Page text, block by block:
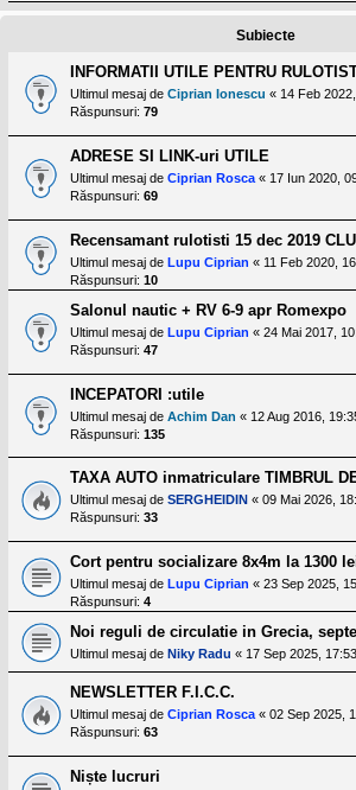
l
o
i
a
t
r
u
o
t
e
d
i
R
o
m
i
a
Subiecte
INFORMATII UTILE PENTRU
Ultimul mesaj de Ciprian Ionescu « 14 Feb
Răspunsuri: 79
ADRESE SI LINK-uri UTILE
Ultimul mesaj de Ciprian Rosca « 17 Iun 2020,
Răspunsuri: 69
Recensamant rulotisti 15 dec 2019
Ultimul mesaj de Lupu Ciprian « 11 Feb 2020,
Răspunsuri: 10
Salonul nautic + RV 6-9 apr Romexpo
Ultimul mesaj de Lupu Ciprian « 24 Mai 2017,
Răspunsuri: 47
INCEPATORI :utile
Ultimul mesaj de Achim Dan « 12 Aug 2016,
Răspunsuri: 135
TAXA AUTO inmatriculare TIMBRUL
Ultimul mesaj de SERGHEIDIN « 09 Mai 2026,
Răspunsuri: 33
Cort pentru socializare 8x4m la 1300
Ultimul mesaj de Lupu Ciprian « 23 Sep 2025,
Răspunsuri: 4
Noi reguli de circulatie in Grecia,
Ultimul mesaj de Niky Radu « 17 Sep 2025, 17:53
NEWSLETTER F.I.C.C.
Ultimul mesaj de Ciprian Rosca « 02 Sep 2025,
Răspunsuri: 63
Niște lucruri